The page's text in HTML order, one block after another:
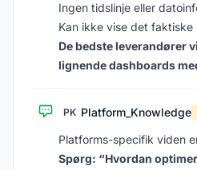
Ingen tidslinje eller
Kan ikke vise det faktiske
De bedste leverandører
lignende dashboards
PK Platform_Knowledge
Platforms-specifik viden
Spørg: “Hvordan